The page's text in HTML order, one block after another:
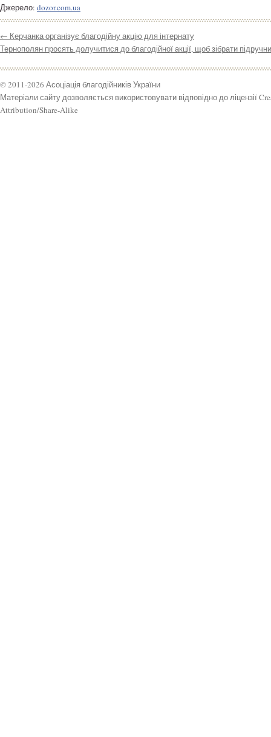
Джерело: dozor.com.ua
← Керчанка організує благодійну акцію для інтернату
Тернополян просять долучитися до благодійної акції, щоб зібрати
© 2011-2026 Асоціація благодійників України
Матеріали сайту дозволяється використовувати відповідно до ліцензії
Attribution/Share-Alike